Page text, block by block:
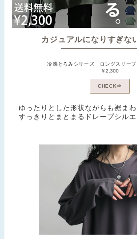
カジュアルになりすぎな
冷感とろみシリーズ ロングスリーブ
￥2,300
CHECK⇒
ゆったりとした形状ながらも裾まわ
すっきりとまとまるドレープシルエ